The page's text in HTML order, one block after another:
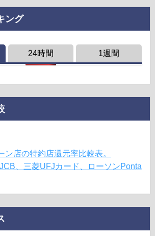
ング
24時間 1週間
ン店の特約店還元率比較表。
、三菱UFJカード、ローソンPonta